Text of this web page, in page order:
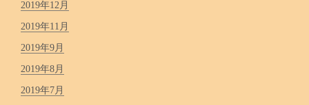
2019年12月
2019年11月
2019年9月
2019年8月
2019年7月